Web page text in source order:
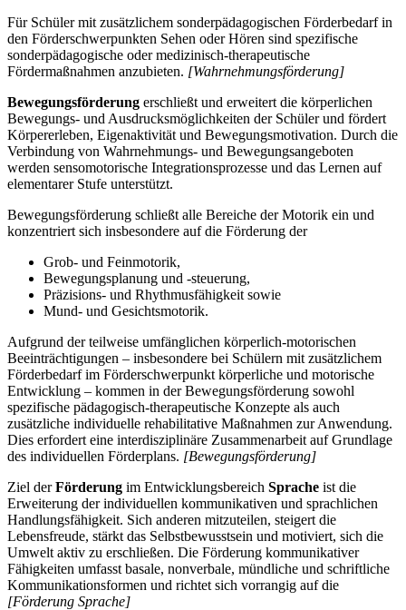
Für Schüler mit zusätzlichem sonderpädagogischen Förderbedarf in
den Förderschwerpunkten Sehen oder Hören sind spezifische
sonderpädagogische oder medizinisch-therapeutische
Fördermaßnahmen anzubieten. [Wahrnehmungsförderung]
Bewegungsförderung erschließt und erweitert die körperlichen
Bewegungs- und Ausdrucksmöglichkeiten der Schüler und fördert
Körpererleben, Eigenaktivität und Bewegungsmotivation. Durch die
Verbindung von Wahrnehmungs- und Bewegungsangeboten
werden sensomotorische Integrationsprozesse und das Lernen auf
elementarer Stufe unterstützt.
Bewegungsförderung schließt alle Bereiche der Motorik ein und
konzentriert sich insbesondere auf die Förderung der
Grob- und Feinmotorik,
Bewegungsplanung und -steuerung,
Präzisions- und Rhythmusfähigkeit sowie
Mund- und Gesichtsmotorik.
Aufgrund der teilweise umfänglichen körperlich-motorischen
Beeinträchtigungen – insbesondere bei Schülern mit zusätzlichem
Förderbedarf im Förderschwerpunkt körperliche und motorische
Entwicklung – kommen in der Bewegungsförderung sowohl
spezifische pädagogisch-therapeutische Konzepte als auch
zusätzliche individuelle rehabilitative Maßnahmen zur Anwendung.
Dies erfordert eine interdisziplinäre Zusammenarbeit auf Grundlage
des individuellen Förderplans. [Bewegungsförderung]
Ziel derFörderung im Entwicklungsbereich Sprache ist die
Erweiterung der individuellen kommunikativen und sprachlichen
Handlungsfähigkeit. Sich anderen mitzuteilen, steigert die
Lebensfreude, stärkt das Selbstbewusstsein und motiviert, sich die
Umwelt aktiv zu erschließen. Die Förderung kommunikativer
Fähigkeiten umfasst basale, nonverbale, mündliche und schriftliche
Kommunikationsformen und richtet sich vorrangig auf die
[Förderung Sprache]